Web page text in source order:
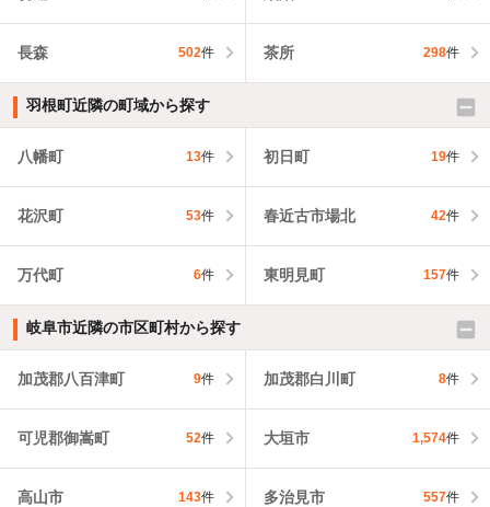
長森 502件 茶所 298件
羽根町近隣の町域から探す
八幡町 13件 初日町 19件
花沢町 53件 春近古市場北 42件
万代町 6件 東明見町 157件
岐阜市近隣の市区町村から探す
加茂郡八百津町 9件 加茂郡白川町 8件
可児郡御嵩町 52件 大垣市 1,574件
高山市 143件 多治見市 557件